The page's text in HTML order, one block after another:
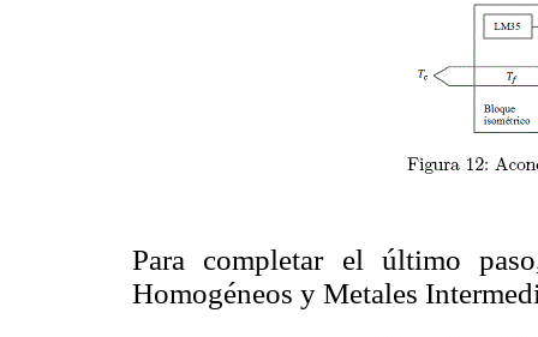
Para completar el último
Homogéneos y Metales